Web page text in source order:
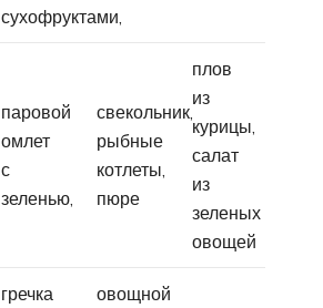
сухофруктами,
паровой
омлет
с
зеленью,
свекольник,
рыбные
котлеты,
пюре
плов
из
курицы,
салат
из
зеленых
овощей
гречка
овощной